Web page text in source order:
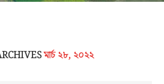
মার্চ ২৮, ২০২২